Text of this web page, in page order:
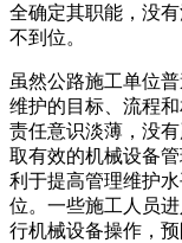
全确定其职能，没
不到位。
虽然公路施工单位
维护的目标、流程
责任意识淡薄，没
取有效的机械设备
利于提高管理维护
位。一些施工人员
行机械设备操作，